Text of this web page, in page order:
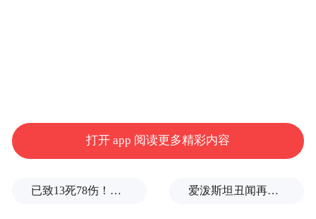
座谈会现场，石龙税务分局主要负责人张镜
组合式税费支持政策的情况以及今年“便民办
打开 app 阅读更多精彩内容
已致13死78伤！这是乌方对俄本土发动的最致命袭击之一 爱泼斯坦丑闻再曝新线索！美国顶级艺术学校爆70起性侵黑幕，近50名成年人被指控